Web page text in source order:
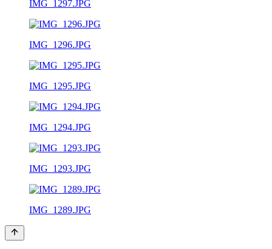
IMG_1297.JPG
IMG_1296.JPG
IMG_1295.JPG
IMG_1294.JPG
IMG_1293.JPG
IMG_1289.JPG